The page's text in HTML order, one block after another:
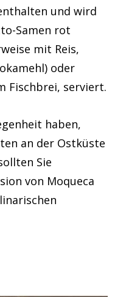
und wird
Samen rot
mit Reis,
oder
Fischbrei, serviert.
haben,
an der Ostküste
Sie
von Moqueca